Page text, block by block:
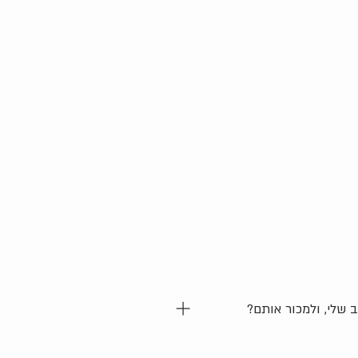
תוכן, בונות אתרים, מותגים
שלי, ולמכור אותם?